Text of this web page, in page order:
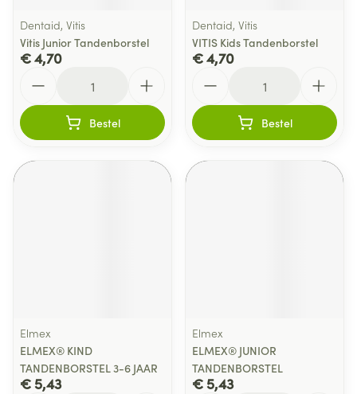
Dentaid, Vitis
Vitis Junior Tandenborstel
€ 4,70
Bestel
Dentaid, Vitis
VITIS Kids Tandenborstel
€ 4,70
Bestel
Elmex
ELMEX® KIND
TANDENBORSTEL 3-6 JAAR
€ 5,43
Elmex
ELMEX® JUNIOR
TANDENBORSTEL
€ 5,43